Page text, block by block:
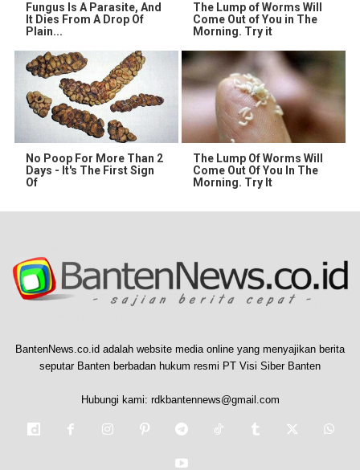
Fungus Is A Parasite, And
It Dies From A Drop Of
Plain...
The Lump of Worms Will
Come Out of You in The
Morning. Try it
No Poop For More Than 2
Days - It's The First Sign
Of
The Lump Of Worms Will
Come Out Of You In The
Morning. Try It
BantenNews.co.id adalah website media online yang menyajikan berita
seputar Banten berbadan hukum resmi PT Visi Siber Banten
Hubungi kami: rdkbantennews@gmail.com